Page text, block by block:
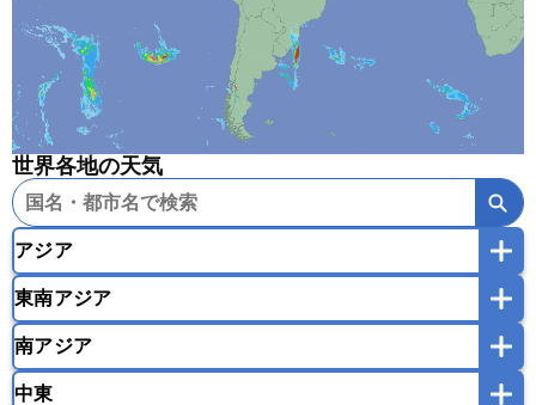
世界各地の天気
アジア
韓国
モンゴル
東南アジア
インドネシア
南アジア
中東